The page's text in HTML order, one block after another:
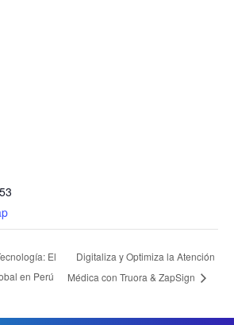
El
en Perú
Digitaliza y Optimiza la Atención
Médica con Truora & ZapSign